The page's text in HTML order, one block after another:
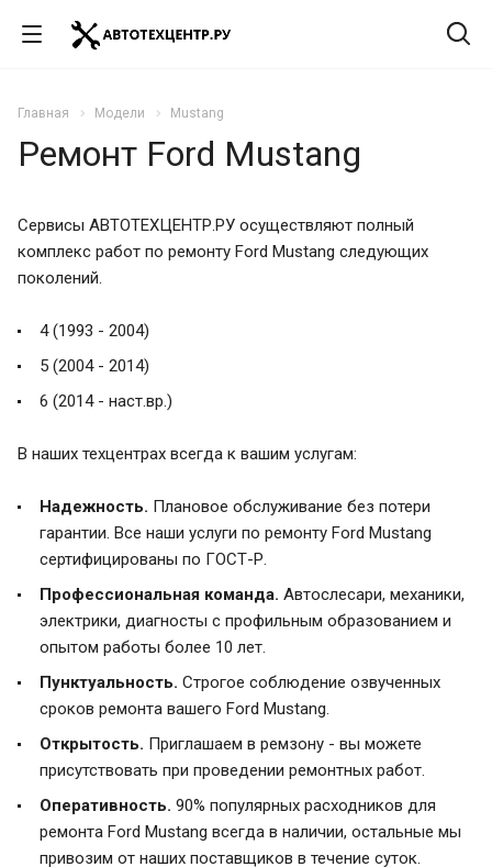
Главная Модели Mustang
Ремонт Ford Mustang
Сервисы АВТОТЕХЦЕНТР.РУ осуществляют полный
комплекс работ по ремонту Ford Mustang следующих
поколений.
4 (1993 - 2004)
5 (2004 - 2014)
6 (2014 - наст.вр.)
В наших техцентрах всегда к вашим услугам:
Надежность. Плановое обслуживание без потери
гарантии. Все наши услуги по ремонту Ford Mustang
сертифицированы по ГОСТ-Р.
Профессиональная команда. Автослесари, механики,
электрики, диагносты с профильным образованием и
опытом работы более 10 лет.
Пунктуальность. Строгое соблюдение озвученных
сроков ремонта вашего Ford Mustang.
Открытость. Приглашаем в ремзону - вы можете
присутствовать при проведении ремонтных работ.
Оперативность. 90% популярных расходников для
ремонта Ford Mustang всегда в наличии, остальные мы
привозим от наших поставщиков в течение суток.